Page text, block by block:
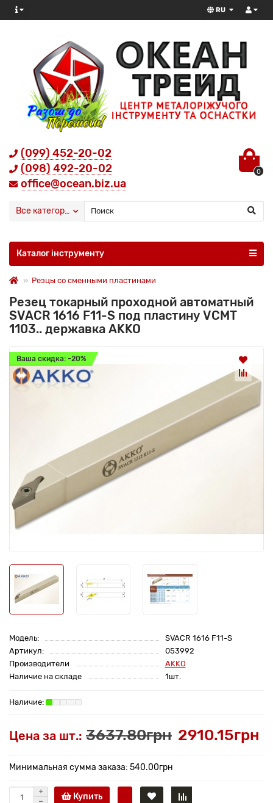
RU
(099) 452-20-02
(098) 492-20-02
office@ocean.biz.ua
0
Все категории
Каталог інструменту
Резцы со сменными пластинами
Резец токарный проходной автоматный
SVACR 1616 F11-S под пластину VCMT
1103.. державка AKKO
Ваша скидка: -20%
Модель:
SVACR 1616 F11-S
Артикул:
053992
Производители
AKKO
Наличие на складе
1шт.
Цена за шт.: 3637.80грн 2910.15грн
Минимальная сумма заказа: 540.00грн
Купить